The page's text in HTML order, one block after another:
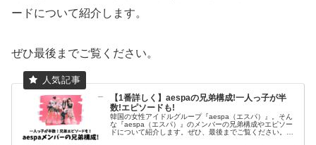
ードについて紹介します。
ぜひ最後までご覧ください。
【1番詳しく】aespaの兄弟構成!一人っ子が半
数!エピソードも!
韓国の女性アイドルグループ『aespa（エスパ）』。そん
な『aespa（エスパ）』のメンバーの兄弟構成やエピソー
ドについて紹介します。ぜひ、最後までご覧ください。